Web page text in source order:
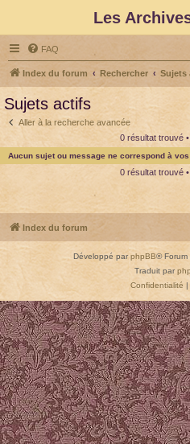
Les
FAQ
Index du forum Rechercher Sujets
Sujets actifs
Aller à la recherche avancée
0 résultat trouvé
Aucun sujet ou message ne correspond à
0 résultat trouvé
Index du forum
Développé par phpBB® Forum
Traduit par
Confidentialité |